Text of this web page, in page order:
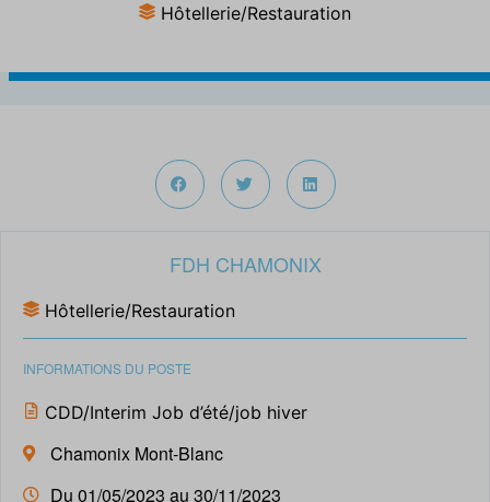
Hôtellerie/Restauration
FDH CHAMONIX
Hôtellerie/Restauration
INFORMATIONS DU POSTE
CDD/Interim Job d’été/job hiver
Chamonix Mont-Blanc
Du 01/05/2023 au 30/11/2023